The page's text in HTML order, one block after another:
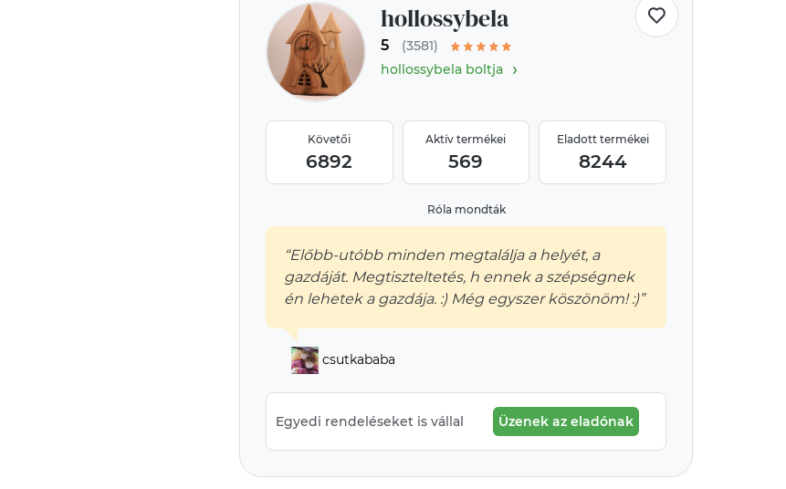
hollossybela
5
(3581)
hollossybela boltja
›
Követői
6892
Aktív termékei
569
Eladott termékei
8244
Róla mondták
“Előbb-utóbb minden megtalálja a helyét, a
gazdáját. Megtiszteltetés, h ennek a szépségnek
én lehetek a gazdája. :) Még egyszer köszönöm! :)”
csutkababa
Egyedi rendeléseket is vállal Üzenek az eladónak